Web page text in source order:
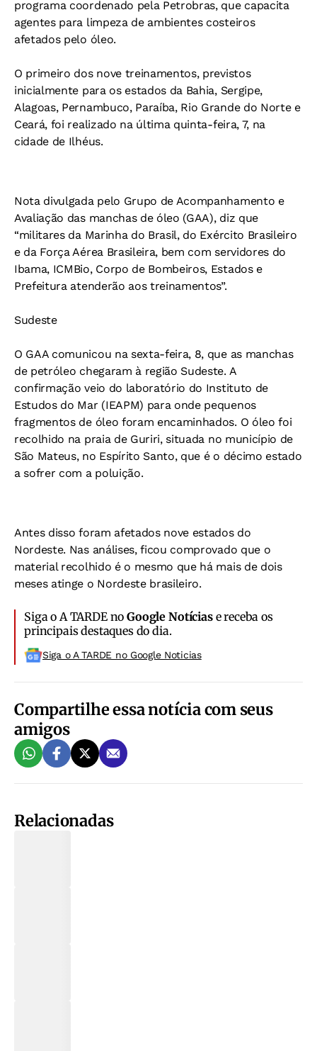
programa coordenado pela Petrobras, que capacita
agentes para limpeza de ambientes costeiros
afetados pelo óleo.
O primeiro dos nove treinamentos, previstos
inicialmente para os estados da Bahia, Sergipe,
Alagoas, Pernambuco, Paraíba, Rio Grande do Norte e
Ceará, foi realizado na última quinta-feira, 7, na
cidade de Ilhéus.
Nota divulgada pelo Grupo de Acompanhamento e
Avaliação das manchas de óleo (GAA), diz que
“militares da Marinha do Brasil, do Exército Brasileiro
e da Força Aérea Brasileira, bem com servidores do
Ibama, ICMBio, Corpo de Bombeiros, Estados e
Prefeitura atenderão aos treinamentos”.
Sudeste
O GAA comunicou na sexta-feira, 8, que as manchas
de petróleo chegaram à região Sudeste. A
confirmação veio do laboratório do Instituto de
Estudos do Mar (IEAPM) para onde pequenos
fragmentos de óleo foram encaminhados. O óleo foi
recolhido na praia de Guriri, situada no município de
São Mateus, no Espírito Santo, que é o décimo estado
a sofrer com a poluição.
Antes disso foram afetados nove estados do
Nordeste. Nas análises, ficou comprovado que o
material recolhido é o mesmo que há mais de dois
meses atinge o Nordeste brasileiro.
Siga o A TARDE noGoogle Notíciase receba os
principais destaques do dia.
Siga o A TARDE no Google Noticias
Compartilhe essa notícia com seus
amigos
Relacionadas